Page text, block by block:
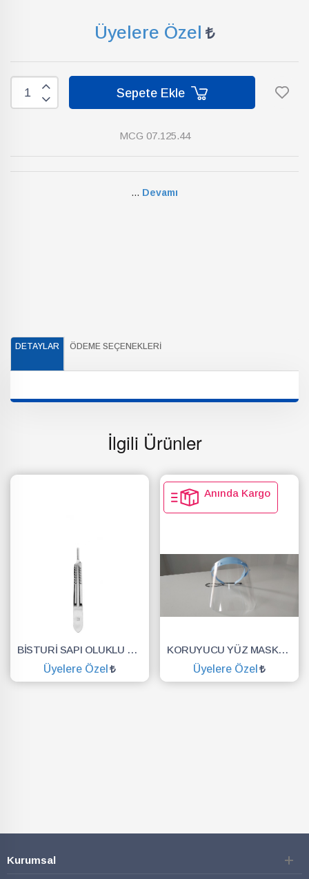
Üyelere Özel
Sepete Ekle
MCG 07.125.44
... Devamı
DETAYLAR ÖDEME SEÇENEKLERI
İlgili Ürünler
BİSTURİ SAPI OLUKLU NO.3
Üyelere Özel
Anında Kargo
KORUYUCU YÜZ MASKESİ SİPERLİK.YÜZ KALKANI.DENTAL MASKE
Üyelere Özel
Kurumsal